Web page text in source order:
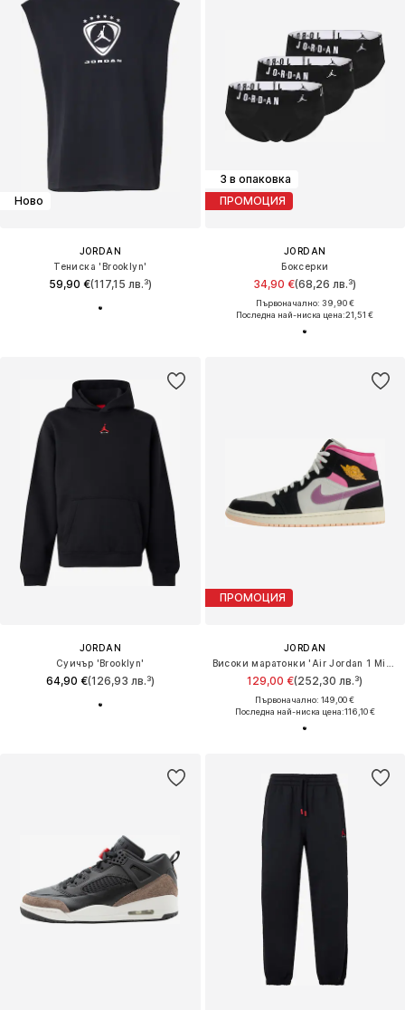
Ново
JORDAN
Тениска 'Brooklyn'
59,90 €(117,15 лв.³)
3 в опаковка
ПРОМОЦИЯ
JORDAN
Боксерки
34,90 €(68,26 лв.³)
Първоначално: 39,90 €
Последна най-ниска цена:21,51 €
JORDAN
Суичър 'Brooklyn'
64,90 €(126,93 лв.³)
ПРОМОЦИЯ
JORDAN
129,00 €(252,30 лв.³)
Първоначално: 149,00 €
Последна най-ниска цена:116,10 €